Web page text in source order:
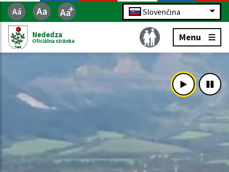
Slovenčina
Nededza
Oficiálna stránka Menu